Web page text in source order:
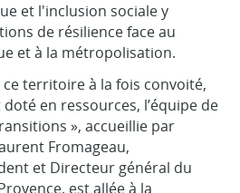
et l'inclusion sociale y
de résilience face au
et à la métropolisation.
territoire à la fois convoité,
en ressources, l’équipe de
», accueillie par
Fromageau,
et Directeur général du
est allée à la